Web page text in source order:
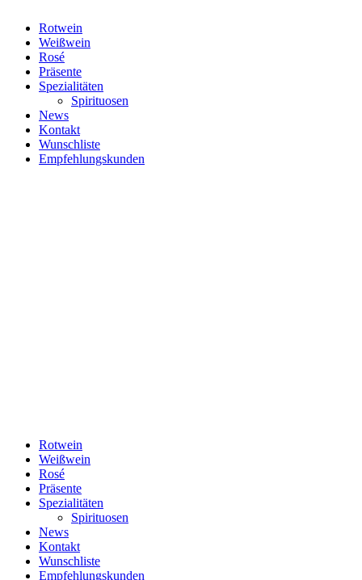
Rotwein
Weißwein
Rosé
Präsente
Spezialitäten
Spirituosen
News
Kontakt
Wunschliste
Empfehlungskunden
Rotwein
Weißwein
Rosé
Präsente
Spezialitäten
Spirituosen
News
Kontakt
Wunschliste
Empfehlungskunden